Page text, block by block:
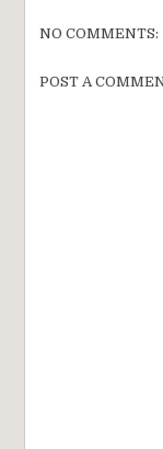
NO COMMENTS:
POST A